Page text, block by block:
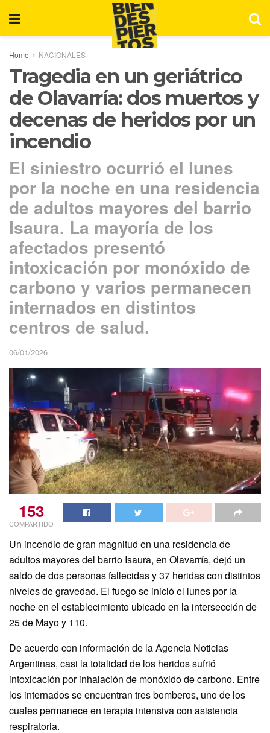
Home NACIONALES
Tragedia en un geriátrico
de Olavarría: dos muertos y
decenas de heridos por un
incendio
El siniestro ocurrió el lunes
por la noche en una residencia
de adultos mayores del barrio
Isaura. La mayoría de los
afectados presentó
intoxicación por monóxido de
carbono y varios permanecen
internados en distintos
centros de salud.
06/01/2026
153
COMPARTIDO
Un incendio de gran magnitud en una residencia de
adultos mayores del barrio Isaura, en Olavarría, dejó un
saldo de dos personas fallecidas y 37 heridas con distintos
niveles de gravedad. El fuego se inició el lunes por la
noche en el establecimiento ubicado en la intersección de
25 de Mayo y 110.
De acuerdo con información de la Agencia Noticias
Argentinas, casi la totalidad de los heridos sufrió
intoxicación por inhalación de monóxido de carbono. Entre
los internados se encuentran tres bomberos, uno de los
cuales permanece en terapia intensiva con asistencia
respiratoria.